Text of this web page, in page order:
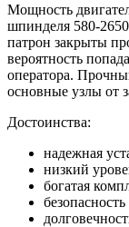
Мощность
шпинделя 580-
патрон закрыты
вероятность
оператора.
основные узлы от
Достоинства:
надежная
низкий
богатая